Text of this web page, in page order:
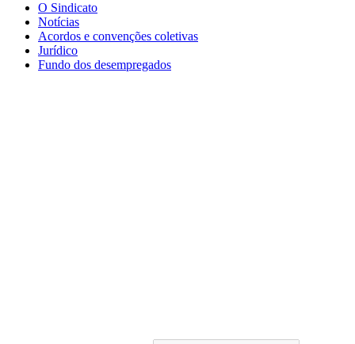
São
Paulo
Sindicato
O Sindicato
Notícias
Acordos e convenções coletivas
Jurídico
Fundo dos desempregados